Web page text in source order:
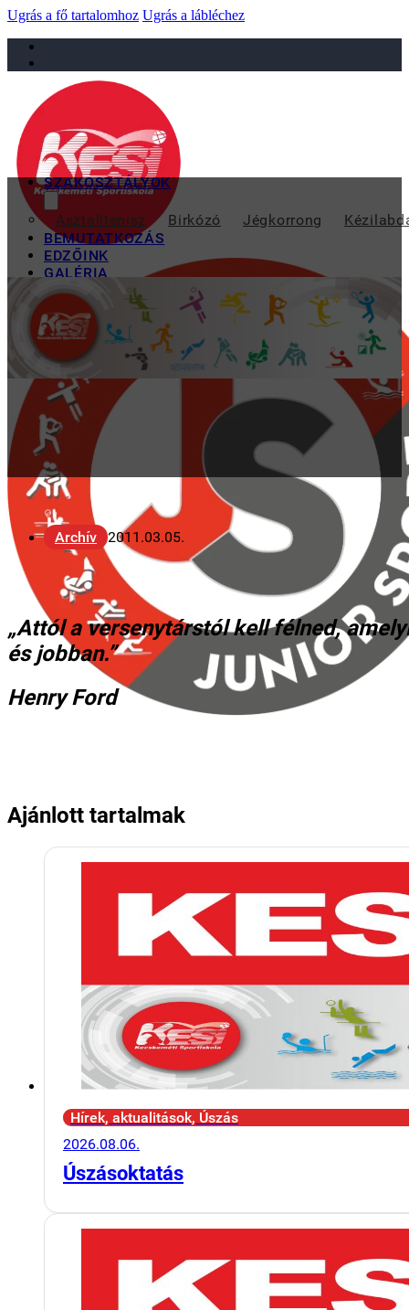
Ugrás a fő tartalomhoz Ugrás a lábléchez
sportiskola@juniorsportkft.hu
SZAKOSZTÁLYOK
Asztalitenisz Birkózó Jégkorrong
BEMUTATKOZÁS
EDZŐINK
GALÉRIA
TAO
KAPCSOLAT
Archív 2011.03.05.
„Attól a versenytárstól kell félned,
és jobban.”
Henry Ford
Ajánlott tartalmak
Hírek, aktualitások, Úszás
2026.08.06.
Úszásoktatás